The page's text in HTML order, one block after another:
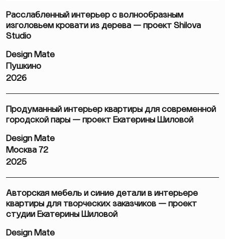
Расслабленный интерьер с волнообразным
изголовьем кровати из дерева — проект Shilova
Studio
Design Mate
Пушкино
2026
Продуманный интерьер квартиры для современной
городской пары — проект Екатерины Шиловой
Design Mate
Москва 72
2025
Авторская мебель и синие детали в интерьере
квартиры для творческих заказчиков — проект
студии Екатерины Шиловой
Design Mate